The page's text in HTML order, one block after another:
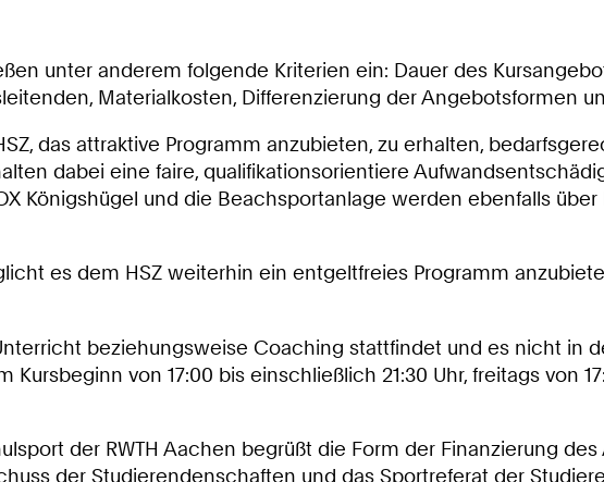
unter anderem folgende Kriterien ein: Dauer des
Materialkosten, Differenzierung der Angebotsformen
das attraktive Programm anzubieten, zu erhalten,
dabei eine faire, qualifikationsorientiere
Königshügel und die Beachsportanlage werden ebenfalls
es dem HSZ weiterhin ein entgeltfreies Programm
beziehungsweise Coaching stattfindet und es nicht in
von 17:00 bis einschließlich 21:30 Uhr, freitags von
der RWTH Aachen begrüßt die Form der Finanzierung
der Studierendenschaften und das Sportreferat der